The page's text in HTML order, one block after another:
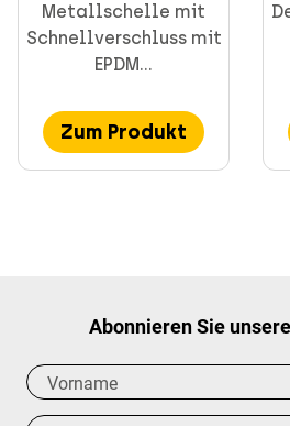
Metallschelle mit
Schnellverschluss mit
EPDM...
Zum Produkt
Abonnieren Sie